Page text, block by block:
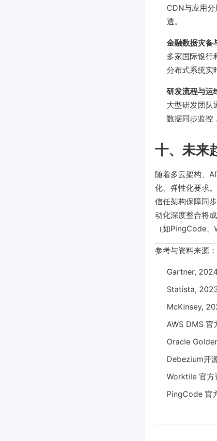
CDN与应用
透。
金融数据灾备
多家国际银行
分布式系统实
研发流程与运
大型研发团队
数据同步监控
十、未来
随着多云架构、
化、弹性化要求
信任架构保障同
动化深度整合将
（如PingCode
参考与资料来源：
Gartner,
Statista,
McKinsey,
AWS DMS 官
Oracle
Debezium开
Worktile 官方
PingCode 官